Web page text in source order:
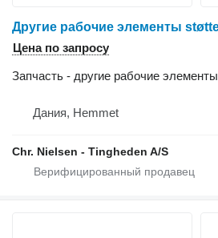
Цена по запросу
Запчасть - другие рабочие элементы
Дания, Hemmet
Chr. Nielsen - Tingheden A/S